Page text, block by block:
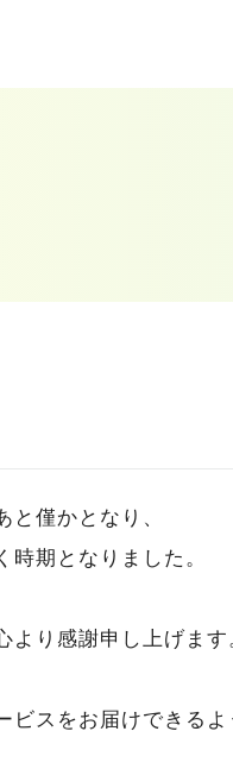
と僅かとなり、
期となりました。
り感謝申し上げます
ビスをお届けできるよ